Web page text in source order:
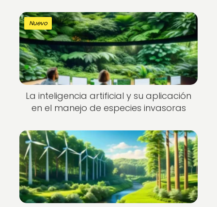
Nuevo
La inteligencia artificial y su aplicación
en el manejo de especies invasoras